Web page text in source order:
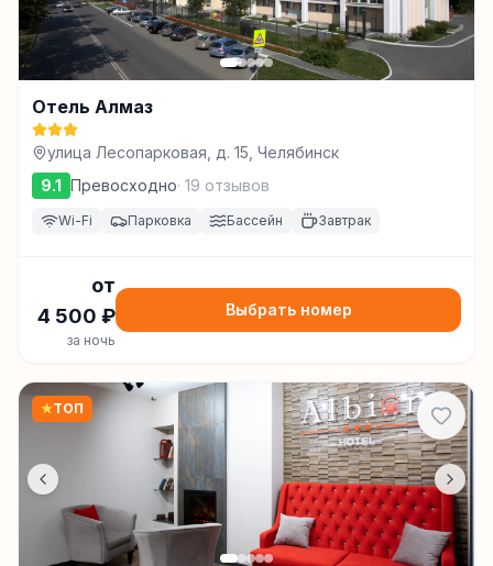
Отель Алмаз
улица Лесопарковая, д. 15, Челябинск
9.1 Превосходно· 19 отзывов
Wi-Fi Парковка Бассейн Завтрак
от
4 500 ₽
за ночь
Выбрать номер
★ТОП